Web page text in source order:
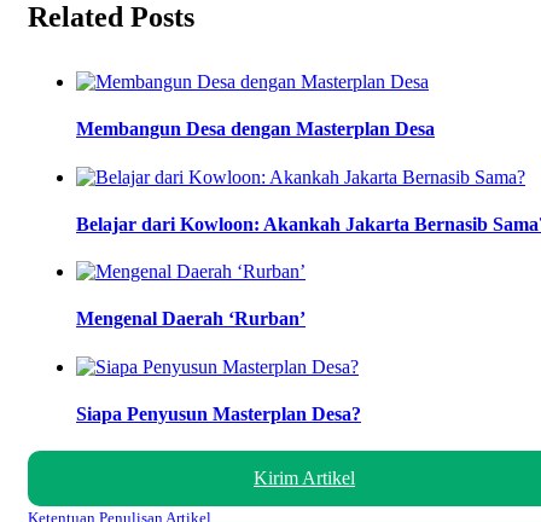
Related Posts
Membangun Desa dengan Masterplan Desa
Belajar dari Kowloon: Akankah Jakarta Bernasib
Mengenal Daerah ‘Rurban’
Siapa Penyusun Masterplan Desa?
Kirim Artikel
Ketentuan Penulisan Artikel